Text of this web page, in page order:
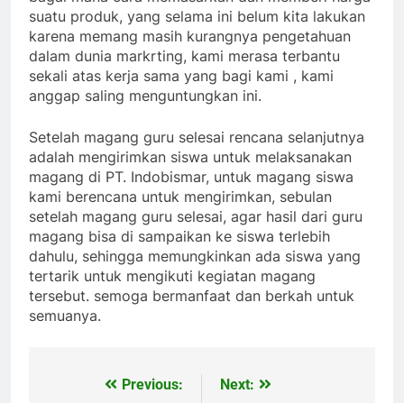
suatu produk, yang selama ini belum kita lakukan
karena memang masih kurangnya pengetahuan
dalam dunia markrting, kami merasa terbantu
sekali atas kerja sama yang bagi kami , kami
anggap saling menguntungkan ini.
Setelah magang guru selesai rencana selanjutnya
adalah mengirimkan siswa untuk melaksanakan
magang di PT. Indobismar, untuk magang siswa
kami berencana untuk mengirimkan, sebulan
setelah magang guru selesai, agar hasil dari guru
magang bisa di sampaikan ke siswa terlebih
dahulu, sehingga memungkinkan ada siswa yang
tertarik untuk mengikuti kegiatan magang
tersebut. semoga bermanfaat dan berkah untuk
semuanya.
NavigasiPrevious:
Next: